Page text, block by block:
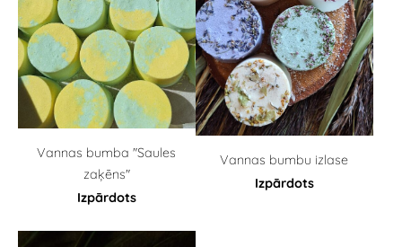
Vannas bumba "Saules
zaķēns"
Izpārdots
Vannas bumbu izlase
Izpārdots